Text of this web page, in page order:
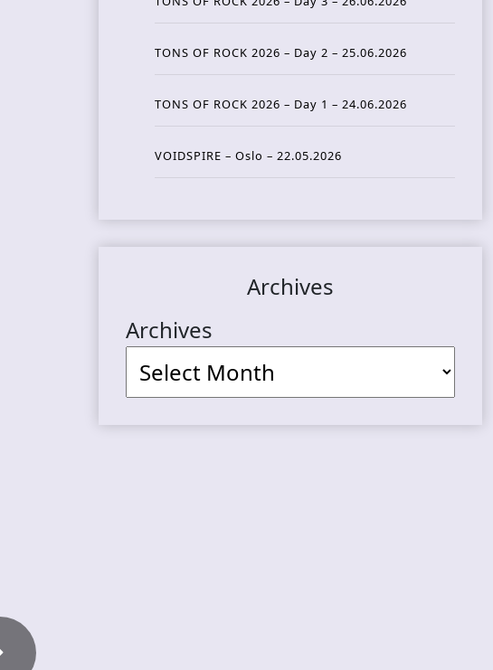
TONS OF ROCK 2026 – Day 2 – 25.06.2026
TONS OF ROCK 2026 – Day 1 – 24.06.2026
VOIDSPIRE – Oslo – 22.05.2026
Archives
Archives